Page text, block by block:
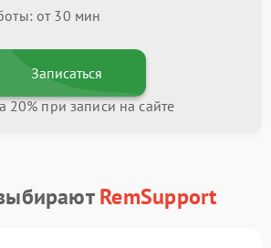
от 30 мин
Записаться
20% при записи на сайте
RemSupport